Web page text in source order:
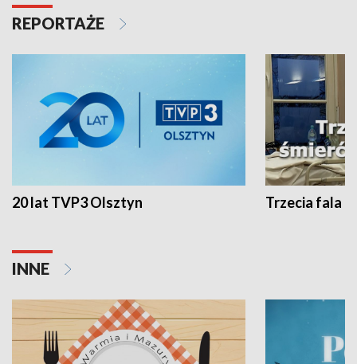
REPORTAŻE
20 lat TVP3 Olsztyn Trzecia fala -
INNE